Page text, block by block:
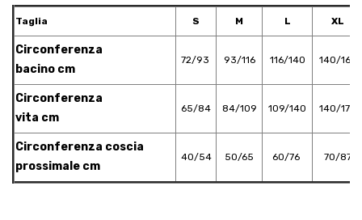
Taglia S M L XL
Circonferenza
bacino cm
72/93 93/116 116/140 140/165
Circonferenza
vita cm
65/84 84/109 109/140 140/170
Circonferenza coscia
prossimale cm
40/54 50/65 60/76 70/87